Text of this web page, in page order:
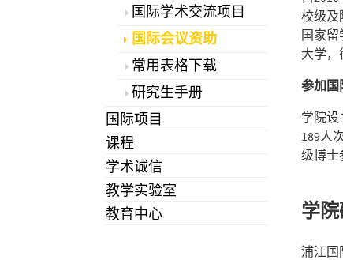
国际学术交流项目
国际会议资助
常用表格下载
研究生手册
国际项目
课程
学术诚信
教学实验室
教育中心
校级及
国家
大学，
参加国
学院
189人
级博士
学
浦江国